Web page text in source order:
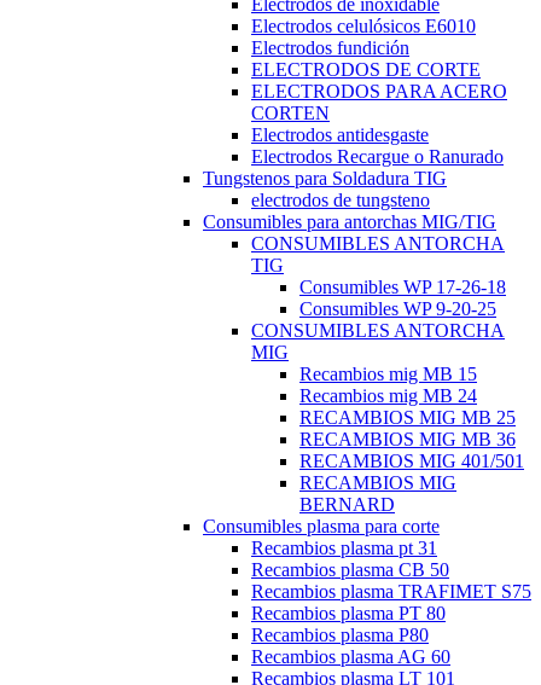
Electrodos de inoxidable
Electrodos celulósicos E6010
Electrodos fundición
ELECTRODOS DE CORTE
ELECTRODOS PARA ACERO
CORTEN
Electrodos antidesgaste
Electrodos Recargue o Ranurado
Tungstenos para Soldadura TIG
electrodos de tungsteno
Consumibles para antorchas MIG/TIG
CONSUMIBLES ANTORCHA
TIG
Consumibles WP 17-26-18
Consumibles WP 9-20-25
CONSUMIBLES ANTORCHA
MIG
Recambios mig MB 15
Recambios mig MB 24
RECAMBIOS MIG MB 25
RECAMBIOS MIG MB 36
RECAMBIOS MIG 401/501
RECAMBIOS MIG
BERNARD
Consumibles plasma para corte
Recambios plasma pt 31
Recambios plasma CB 50
Recambios plasma TRAFIMET S75
Recambios plasma PT 80
Recambios plasma P80
Recambios plasma AG 60
Recambios plasma LT 101